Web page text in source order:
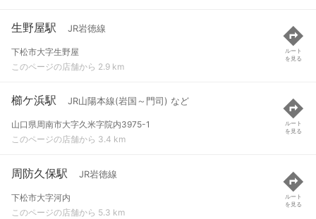
生野屋駅 JR岩徳線
下松市大字生野屋
このページの店舗から 2.9 km
ルート
を見る
櫛ケ浜駅 JR山陽本線(岩国～門司) など
山口県周南市大字久米字院内3975-1
このページの店舗から 3.4 km
ルート
を見る
周防久保駅 JR岩徳線
下松市大字河内
このページの店舗から 5.3 km
ルート
を見る